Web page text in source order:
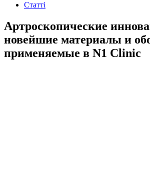
Статті
Артроскопические
новейшие материалы и
применяемые в N1 Clinic